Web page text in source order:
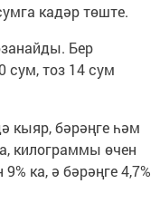
кадәр төште.
Бер
сум, тоз 14 сум
кыяр, бәрәңге һәм
килограммы өчен
ка, ә бәрәңге 4,7%